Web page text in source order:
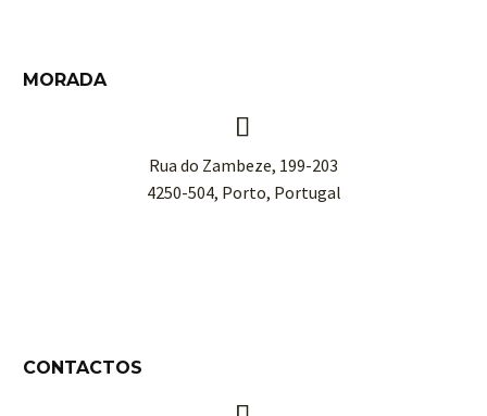
MORADA


Rua do Zambeze, 199-203
4250-504, Porto, Portugal
CONTACTOS